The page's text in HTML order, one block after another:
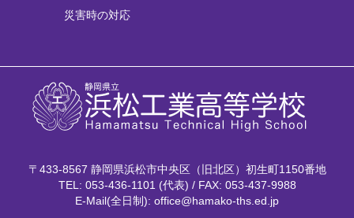
災害時の対応
〒433-8567 静岡県浜松市中央区（旧北区）初生町1150番地
TEL: 053-436-1101 (代表) / FAX: 053-437-9988
E-Mail(全日制): office@hamako-ths.ed.jp